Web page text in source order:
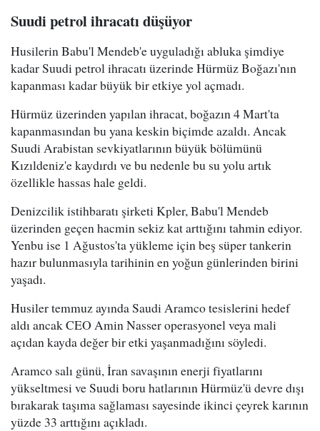
Suudi petrol ihracatı düşüyor
Husilerin Babu'l Mendeb'e uyguladığı abluka şimdiye
kadar Suudi petrol ihracatı üzerinde Hürmüz Boğazı'nın
kapanması kadar büyük bir etkiye yol açmadı.
Hürmüz üzerinden yapılan ihracat, boğazın 4 Mart'ta
kapanmasından bu yana keskin biçimde azaldı. Ancak
Suudi Arabistan sevkiyatlarının büyük bölümünü
Kızıldeniz'e kaydırdı ve bu nedenle bu su yolu artık
özellikle hassas hale geldi.
Denizcilik istihbaratı şirketi Kpler, Babu'l Mendeb
üzerinden geçen hacmin sekiz kat arttığını tahmin ediyor.
Yenbu ise 1 Ağustos'ta yükleme için beş süper tankerin
hazır bulunmasıyla tarihinin en yoğun günlerinden birini
yaşadı.
Husiler temmuz ayında Saudi Aramco tesislerini hedef
aldı ancak CEO Amin Nasser operasyonel veya mali
açıdan kayda değer bir etki yaşanmadığını söyledi.
Aramco salı günü, İran savaşının enerji fiyatlarını
yükseltmesi ve Suudi boru hatlarının Hürmüz'ü devre dışı
bırakarak taşıma sağlaması sayesinde ikinci çeyrek karının
yüzde 33 arttığını açıkladı.